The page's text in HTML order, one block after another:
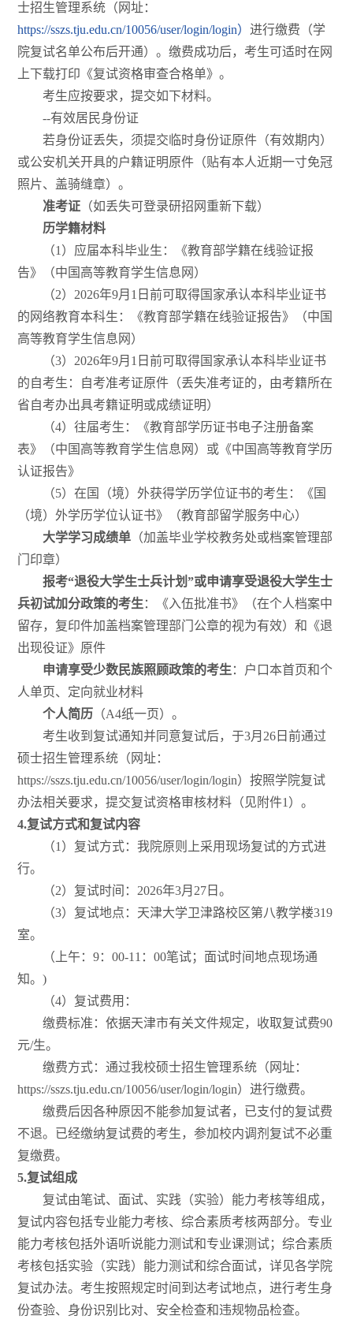
士招生管理系统（网址：
https://sszs.tju.edu.cn/10056/user/login/login） 进行缴费（学
院复试名单公布后开通）。缴费成功后，考生可适时在网
上下载打印《复试资格审查合格单》。
考生应按要求，提交如下材料。
--有效居民身份证
若身份证丢失，须提交临时身份证原件（有效期内）
或公安机关开具的户籍证明原件（贴有本人近期一寸免冠
照片、盖骑缝章）。
准考证（如丢失可登录研招网重新下载）
历学籍材料
（1）应届本科毕业生：《教育部学籍在线验证报
告》（中国高等教育学生信息网）
（2）2026年9月1日前可取得国家承认本科毕业证书
的网络教育本科生：《教育部学籍在线验证报告》（中国
高等教育学生信息网）
（3）2026年9月1日前可取得国家承认本科毕业证书
的自考生：自考准考证原件（丢失准考证的，由考籍所在
省自考办出具考籍证明或成绩证明）
（4）往届考生：《教育部学历证书电子注册备案
表》（中国高等教育学生信息网）或《中国高等教育学历
认证报告》
（5）在国（境）外获得学历学位证书的考生：《国
（境）外学历学位认证书》（教育部留学服务中心）
大学学习成绩单（加盖毕业学校教务处或档案管理部
门印章）
报考“退役大学生士兵计划”或申请享受退役大学生士
兵初试加分政策的考生 ：《入伍批准书》（在个人档案中
留存，复印件加盖档案管理部门公章的视为有效）和《退
出现役证》原件
申请享受少数民族照顾政策的考生 ：户口本首页和个
人单页、定向就业材料
个人简历 （A4纸一页）。
考生收到复试通知并同意复试后，于3月26日前通过
硕士招生管理系统（网址：
https://sszs.tju.edu.cn/10056/user/login/login）按照学院复试
办法相关要求，提交复试资格审核材料（见附件1）。
4.复试方式和复试内容
（1）复试方式：我院原则上采用现场复试的方式进
行。
（2）复试时间：2026年3月27日。
（3）复试地点：天津大学卫津路校区第八教学楼319
室。
（上午：9：00-11：00笔试；面试时间地点现场通
知。)
（4）复试费用：
缴费标准：依据天津市有关文件规定，收取复试费90
元/生。
缴费方式：通过我校硕士招生管理系统（网址：
https://sszs.tju.edu.cn/10056/user/login/login）进行缴费。
缴费后因各种原因不能参加复试者，已支付的复试费
不退。已经缴纳复试费的考生，参加校内调剂复试不必重
复缴费。
5.复试组成
复试由笔试、面试、实践（实验）能力考核等组成，
复试内容包括专业能力考核、综合素质考核两部分。专业
能力考核包括外语听说能力测试和专业课测试；综合素质
考核包括实验（实践）能力测试和综合面试，详见各学院
复试办法。考生按照规定时间到达考试地点，进行考生身
份查验、身份识别比对、安全检查和违规物品检查。